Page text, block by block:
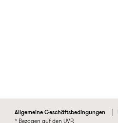
Allgemeine Geschäftsbedingungen
* Bezogen auf den UVP.